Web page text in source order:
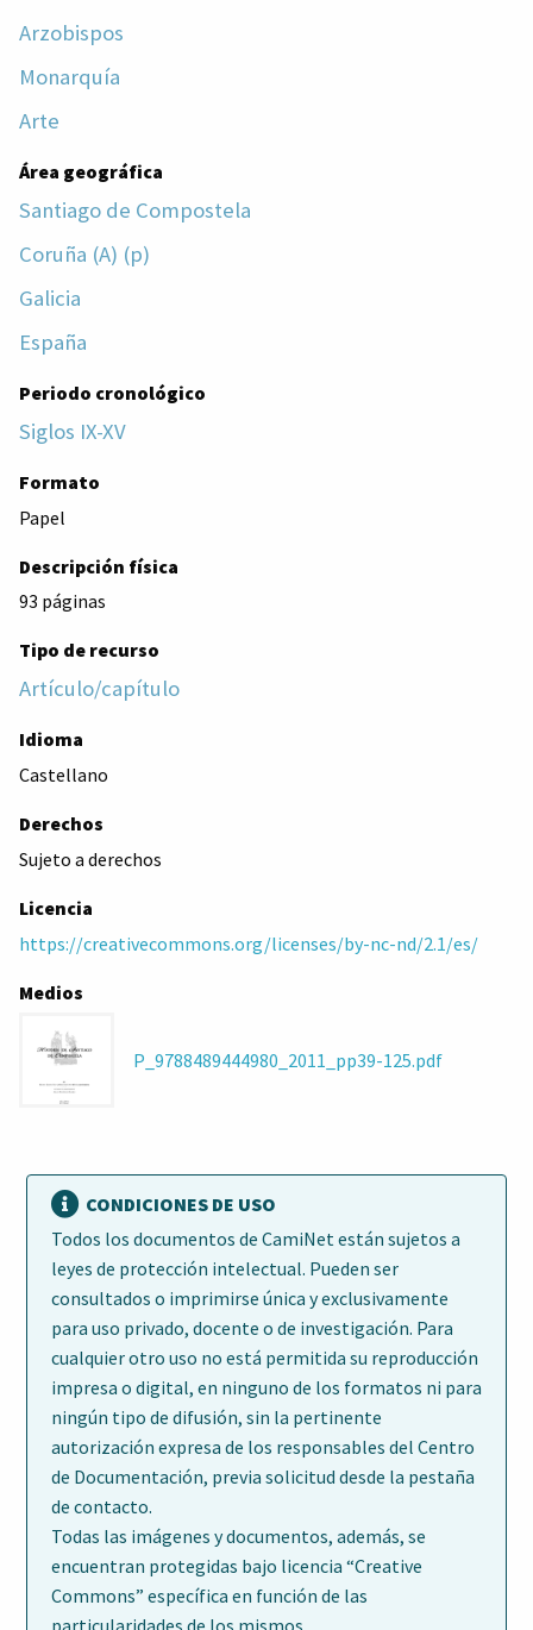
Arzobispos
Monarquía
Arte
Área geográfica
Santiago de Compostela
Coruña (A) (p)
Galicia
España
Periodo cronológico
Siglos IX-XV
Formato
Papel
Descripción física
93 páginas
Tipo de recurso
Artículo/capítulo
Idioma
Castellano
Derechos
Sujeto a derechos
Licencia
https://creativecommons.org/licenses/by-nc-nd/2.1/es/
Medios
P_9788489444980_2011_pp39-125.pdf
CONDICIONES DE USO
Todos los documentos de CamiNet están sujetos a
leyes de protección intelectual. Pueden ser
consultados o imprimirse única y exclusivamente
para uso privado, docente o de investigación. Para
cualquier otro uso no está permitida su reproducción
impresa o digital, en ninguno de los formatos ni para
ningún tipo de difusión, sin la pertinente
autorización expresa de los responsables del Centro
de Documentación, previa solicitud desde la pestaña
de contacto.
Todas las imágenes y documentos, además, se
encuentran protegidas bajo licencia “Creative
Commons” específica en función de las